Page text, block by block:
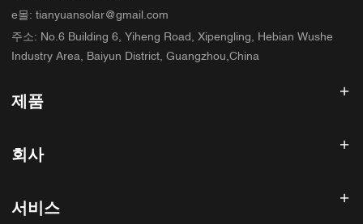
e몰: tianyuansolar@gmail.com
주소: No.6 Building 6, Yiheng Road, Xipengling, Hebian Wushe
Industry Area, Baiyun District, Guangzhou,China
제품
태양광 패널
태양광 발전 시스템
회사
제품
서비스